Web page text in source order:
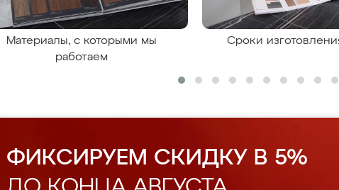
Материалы, с которыми мы
работаем
Сроки
ФИКСИРУЕМ СКИДКУ В 5%